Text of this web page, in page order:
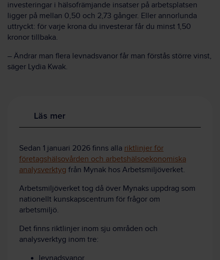
investeringar i hälso­främjande insatser på arbets­platsen
ligger på mellan 0,50 och 2,73 gånger. Eller annorlunda
uttryckt: för varje krona du investerar får du minst 1,50
kronor tillbaka.
– Ändrar man flera levnadsvanor får man förstås större vinst,
säger Lydia Kwak.
Läs mer
Sedan 1 januari 2026 finns alla riktlinjer för
företagshälsovården och arbetshälsoekonomiska
analysverktyg från Mynak hos Arbetsmiljöverket.
Arbetsmiljöverket tog då över Mynaks uppdrag som
nationellt kunskapscentrum för frågor om
arbetsmiljö.
Det finns riktlinjer inom sju områden och
analysverktyg inom tre:
levnadsvanor